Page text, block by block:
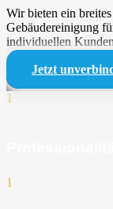
Wir bieten ein
Gebäudereinigung
individuellen
Jetzt
1
1